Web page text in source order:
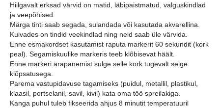
Hiilgavalt erksad värvid on matid, läbipaistmatud, valguskindlad
ja veepõhised.
Märga tinti saab segada, sulandada või kasutada akvarellina.
Kuivades on tindid veekindlad ning neid saab üle värvida.
Enne esmakordset kasutamist raputa markerit 60 sekundit (kork
peal). Segamiskuulike markeris teeb klõbisevat häält.
Enne markeri ärapanemist sulge selle kork tugevalt selge
klõpsatusega.
Parema vastupidavuse tagamiseks (puidul, metallil, plastikul,
klaasil, portselanil, savil, kivil) kata oma töö spreilakiga.
Kanga puhul tuleb fikseerida ahjus 8 minutit temperatuuril